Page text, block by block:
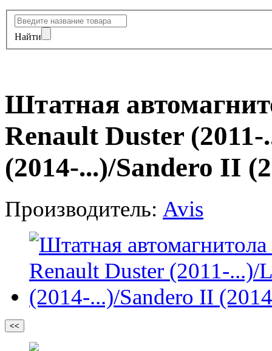
Найти
Штатная
Renault Duster
(2014-...)/Sandero II
Производитель: Avis
<<